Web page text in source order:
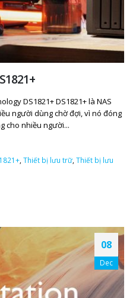
DS1821+ DS1821+ là NAS
người dùng chờ đợi, vì nó đóng
cho nhiều người...
, Thiết bị lưu trữ, Thiết bị lưu
08
Dec